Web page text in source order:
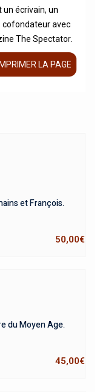
écrivain, un
cofondateur avec
The Spectator.
IMPRIMER LA PAGE
et François.
50,00€
du Moyen Age.
45,00€